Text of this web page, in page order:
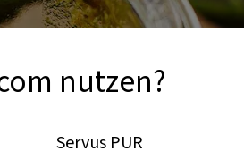
nutzen?
Servus PUR